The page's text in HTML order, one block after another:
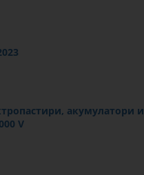
акумулатори и
V